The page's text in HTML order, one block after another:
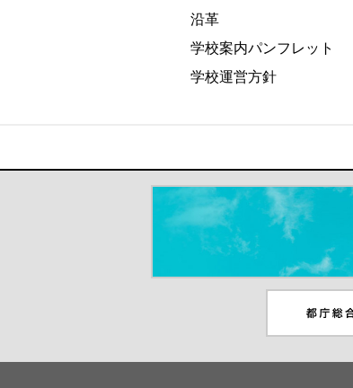
沿革
学校案内パンフレット
学校運営方針
＃だから都立高（別ウインド
ンドウが開